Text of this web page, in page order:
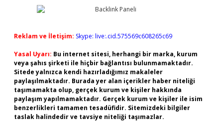
Reklam ve İletişim: Skype: live:.cid.575569c608265c69
Yasal Uyarı: Bu internet sitesi, herhangi bir marka, kurum
veya şahıs şirketi ile hiçbir bağlantısı bulunmamaktadır.
Sitede yalnızca kendi hazırladığımız makaleler
paylaşılmaktadır. Burada yer alan içerikler haber niteliği
taşımamakta olup, gerçek kurum ve kişiler hakkında
paylaşım yapılmamaktadır. Gerçek kurum ve kişiler ile isim
benzerlikleri tamamen tesadüfidir. Sitemizdeki bilgiler
taslak halindedir ve tavsiye niteliği taşımazlar.